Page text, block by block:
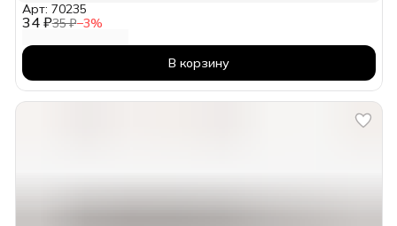
34 ₽35 ₽−3%
Арт: 70235
В корзину